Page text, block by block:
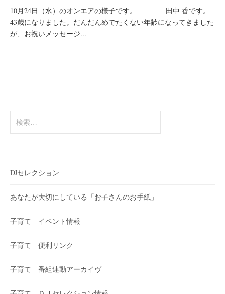
10月24日（水）のオンエアの様子です。 田中 香です。
43歳になりました。だんだんめでたくない年齢になってきました
が、お祝いメッセージ...
索:
DJセレクション
あなたが大切にしている「お子さんのお手紙」
子育て イベント情報
子育て 便利リンク
子育て 番組連動アーカイヴ